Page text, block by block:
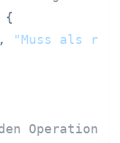
{
,
"Muss als